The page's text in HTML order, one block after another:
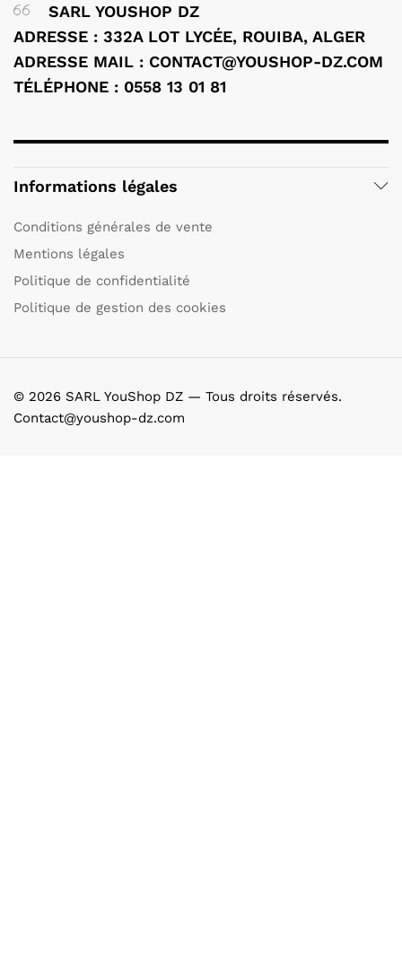
SARL YOUSHOP DZ
ADRESSE : 332A LOT LYCÉE, ROUIBA, ALGER
ADRESSE MAIL : CONTACT@YOUSHOP-DZ.COM
TÉLÉPHONE : 0558 13 01 81
Informations légales
Conditions générales de vente
Mentions légales
Politique de confidentialité
Politique de gestion des cookies
© 2026 SARL YouShop DZ — Tous droits réservés.
Contact@youshop-dz.com